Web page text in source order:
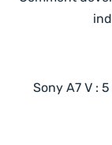
Sony A7 V :